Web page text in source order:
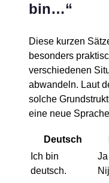
bin…“
Diese kurzen
besonders
verschiedenen
abwandeln. Laut
solche
eine neue
Deutsch
Ich bin
deutsch.